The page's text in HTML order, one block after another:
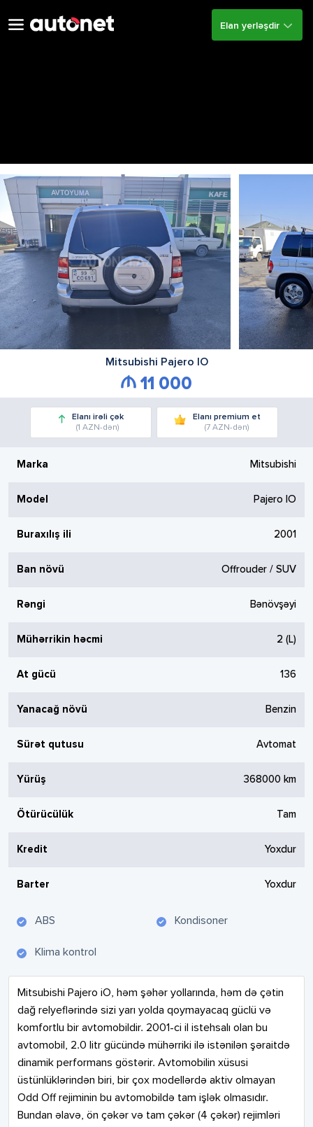
Elan yerləşdir
Mitsubishi Pajero IO
11 000
Elanı irəli çək
(1 AZN-dən)
Elanı premium et
(7 AZN-dən)
Marka Mitsubishi
Model Pajero IO
Buraxılış ili 2001
Ban növü Offrouder / SUV
Rəngi Bənövşəyi
Mühərrikin həcmi 2 (L)
At gücü 136
Yanacağ növü Benzin
Sürət qutusu Avtomat
Yürüş 368000 km
Ötürücülük Tam
Kredit Yoxdur
Barter Yoxdur
ABS Kondisoner
Klima kontrol
Mitsubishi Pajero iO, həm şəhər yollarında, həm də çətin
dağ relyeflərində sizi yarı yolda qoymayacaq güclü və
komfortlu bir avtomobildir. 2001-ci il istehsalı olan bu
avtomobil, 2.0 litr gücündə mühərriki ilə istənilən şəraitdə
dinamik performans göstərir. Avtomobilin xüsusi
üstünlüklərindən biri, bir çox modellərdə aktiv olmayan
Odd Off rejiminin bu avtomobildə tam işlək olmasıdır.
Bundan əlavə, ön çəkər və tam çəkər (4 çəkər) rejimləri